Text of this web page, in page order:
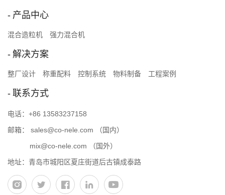
产品中心
混合造粒机 强力混合机
解决方案
整厂设计 称重配料 控制系统 物料制备 工程案例
联系方式
电话： +86 13583237158
邮箱： sales@co-nele.com （国内）
mix@co-nele.com （国外）
地址：青岛市城阳区夏庄街道后古镇成泰路